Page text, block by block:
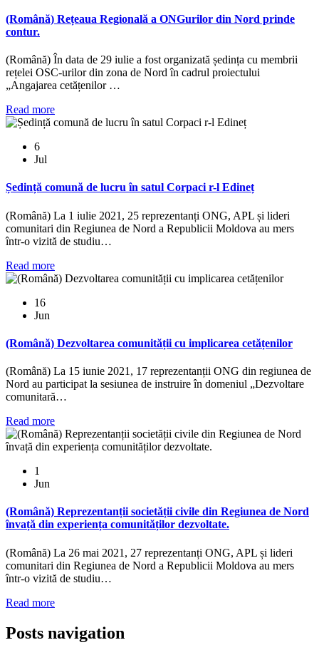
(Română) Rețeaua Regională a ONGurilor din Nord prinde
contur.
(Română) În data de 29 iulie a fost organizată ședința cu membrii
rețelei OSC-urilor din zona de Nord în cadrul proiectului
„Angajarea cetățenilor …
Read more
6
Jul
Ședință comună de lucru în satul Corpaci r-l Edineț
(Română) La 1 iulie 2021, 25 reprezentanți ONG, APL și lideri
comunitari din Regiunea de Nord a Republicii Moldova au mers
într-o vizită de studiu…
Read more
16
Jun
(Română) Dezvoltarea comunității cu implicarea cetățenilor
(Română) La 15 iunie 2021, 17 reprezentanții ONG din regiunea de
Nord au participat la sesiunea de instruire în domeniul „Dezvoltare
comunitară…
Read more
1
Jun
(Română) Reprezentanții societății civile din Regiunea de Nord
învață din experiența comunităților dezvoltate.
(Română) La 26 mai 2021, 27 reprezentanți ONG, APL și lideri
comunitari din Regiunea de Nord a Republicii Moldova au mers
într-o vizită de studiu…
Read more
Posts navigation